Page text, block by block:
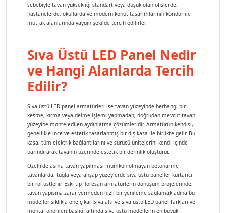
sebebiyle tavan yüksekliği standart veya düşük olan ofislerde,
hastanelerde, okullarda ve modern konut tasarımlarının koridor ile
mutfak alanlarında yaygın şekilde tercih edilirler.
Sıva Üstü LED Panel Nedir
ve Hangi Alanlarda Tercih
Edilir?
Sıva üstü LED panel armatürleri ise tavan yüzeyinde herhangi bir
kesme, kırma veya delme işlemi yapmadan, doğrudan mevcut tavan
yüzeyine monte edilen aydınlatma çözümleridir. Armatürün kendisi,
genellikle ince ve estetik tasarlanmış bir dış kasa ile birlikte gelir. Bu
kasa, tüm elektrik bağlantılarını ve sürücü ünitelerini kendi içinde
barındırarak tavanın üzerinde estetik bir derinlik oluşturur.
Özellikle asma tavan yapılması mümkün olmayan betonarme
tavanlarda, tuğla veya ahşap yüzeylerde sıva üstü paneller kurtarıcı
bir rol üstlenir. Eski tip floresan armatürlerin dönüşüm projelerinde,
tavan yapısına zarar vermeden hızlı bir yenileme sağlamak adına bu
modeller sıklıkla öne çıkar. Sıva altı ve sıva üstü LED panel farkları ve
montaj önerileri başlığı altında sıva üstü modellerin en büyük